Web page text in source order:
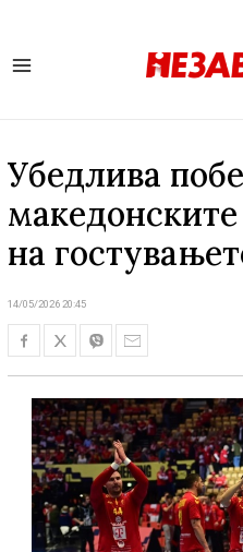
Убедлива
на
14/05/2026 20:45